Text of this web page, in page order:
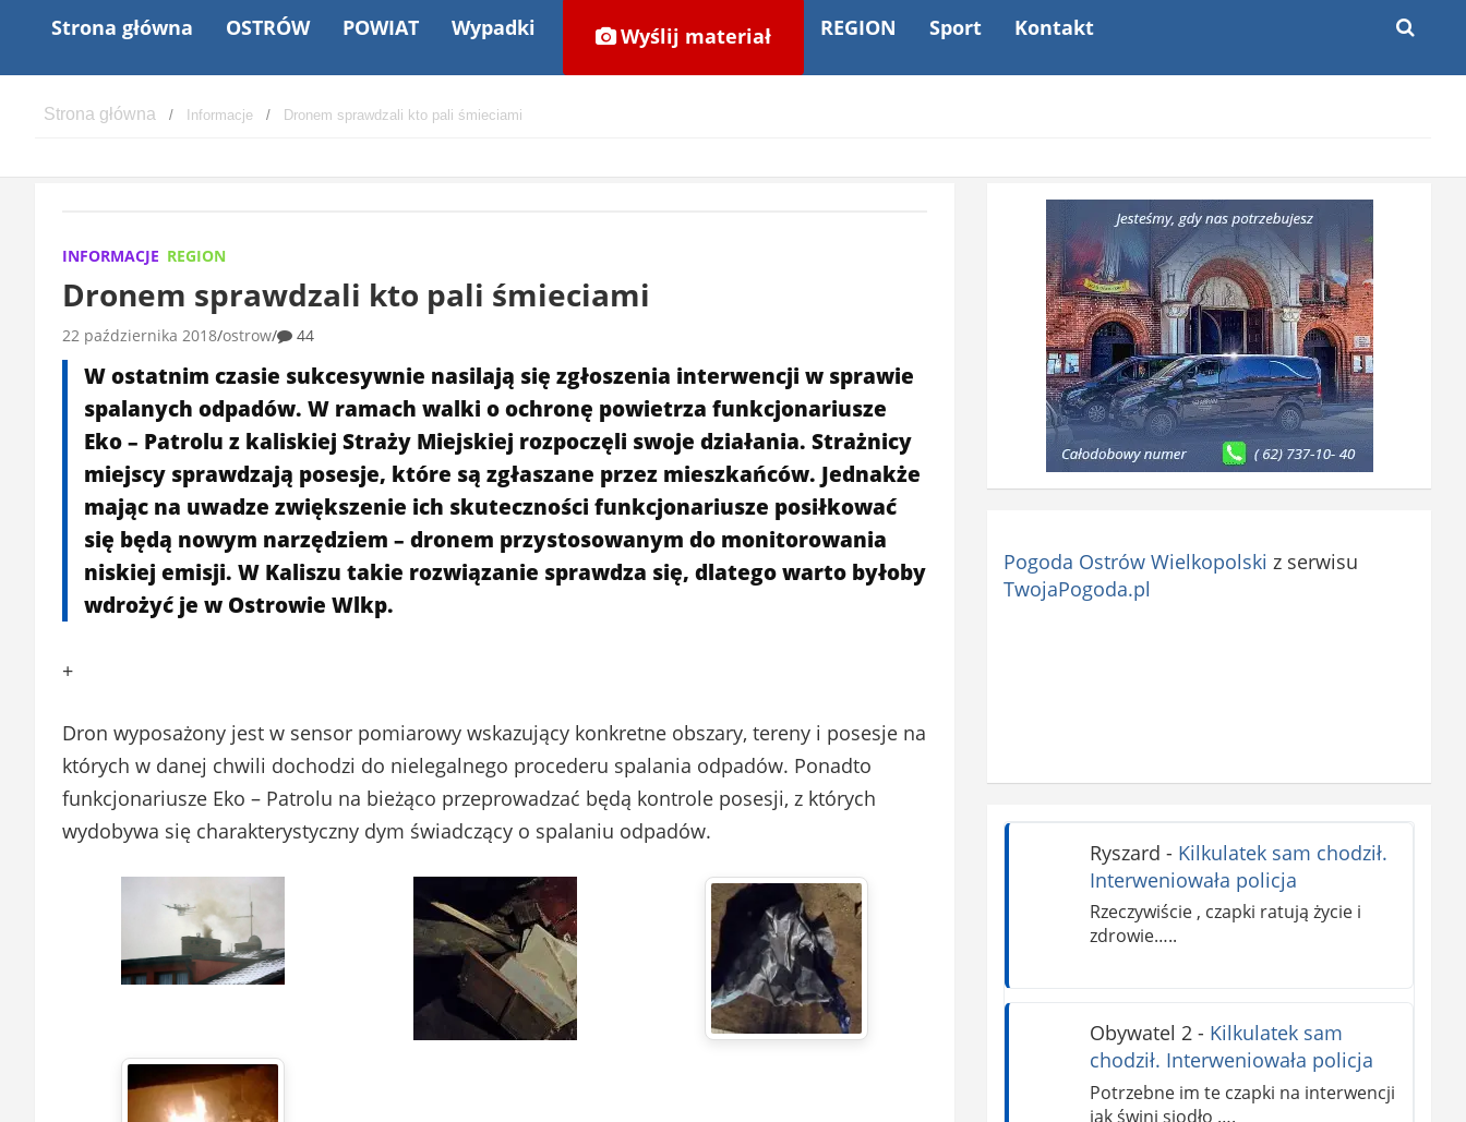
Strona główna OSTRÓW POWIAT Wypadki Wyślij materiał REGION Sport Kontakt
Informacje Dronem sprawdzali kto pali śmieciami
INFORMACJE REGION
Dronem sprawdzali kto pali śmieciami
22 października 2018 ostrow 44
W ostatnim czasie sukcesywnie nasilają się zgłoszenia interwencji w sprawie
spalanych odpadów. W ramach walki o ochronę powietrza funkcjonariusze
Eko – Patrolu z kaliskiej Straży Miejskiej rozpoczęli swoje działania. Strażnicy
miejscy sprawdzają posesje, które są zgłaszane przez mieszkańców. Jednakże
mając na uwadze zwiększenie ich skuteczności funkcjonariusze posiłkować
się będą nowym narzędziem – dronem przystosowanym do monitorowania
niskiej emisji. W Kaliszu takie rozwiązanie sprawdza się, dlatego warto byłoby
wdrożyć je w Ostrowie Wlkp.
+
Dron wyposażony jest w sensor pomiarowy wskazujący konkretne obszary, tereny i posesje na
których w danej chwili dochodzi do nielegalnego procederu spalania odpadów. Ponadto
funkcjonariusze Eko – Patrolu na bieżąco przeprowadzać będą kontrole posesji, z których
wydobywa się charakterystyczny dym świadczący o spalaniu odpadów.
Pogoda Ostrów Wielkopolski z serwisu
TwojaPogoda.pl
Ryszard - Kilkulatek sam chodził.
Interweniowała policja
Rzeczywiście , czapki ratują życie i
zdrowie…..
Obywatel 2- Kilkulatek sam
chodził. Interweniowała policja
Potrzebne im te czapki na interwencji
jak świni siodło ….